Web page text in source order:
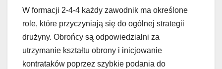
W formacji 2-4-4 każdy zawodnik ma określone
role, które przyczyniają się do ogólnej strategii
drużyny. Obrońcy są odpowiedzialni za
utrzymanie kształtu obrony i inicjowanie
kontrataków poprzez szybkie podania do